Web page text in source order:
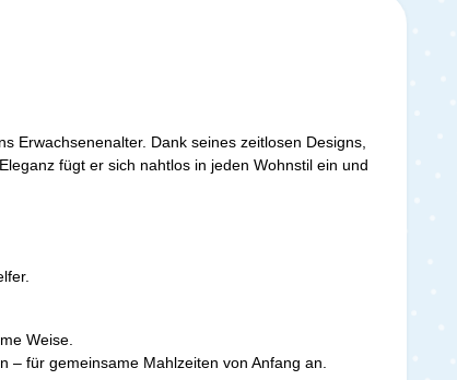
Erwachsenenalter. Dank seines zeitlosen Designs,
fügt er sich nahtlos in jeden Wohnstil ein und
Weise.
für gemeinsame Mahlzeiten von Anfang an.